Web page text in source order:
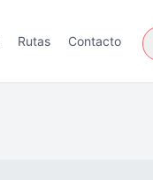
Rutas Contacto